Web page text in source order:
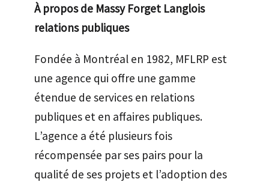
À propos de Massy Forget Langlois
relations publiques
Fondée à Montréal en 1982, MFLRP est
une agence qui offre une gamme
étendue de services en relations
publiques et en affaires publiques.
L’agence a été plusieurs fois
récompensée par ses pairs pour la
qualité de ses projets et l’adoption des